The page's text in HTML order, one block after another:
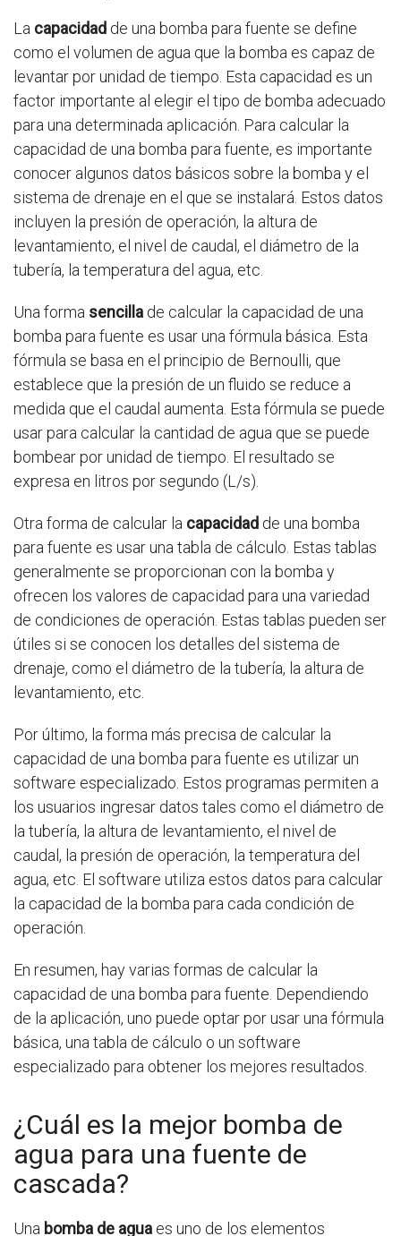
La capacidad de una bomba para fuente se define
como el volumen de agua que la bomba es capaz de
levantar por unidad de tiempo. Esta capacidad es un
factor importante al elegir el tipo de bomba adecuado
para una determinada aplicación. Para calcular la
capacidad de una bomba para fuente, es importante
conocer algunos datos básicos sobre la bomba y el
sistema de drenaje en el que se instalará. Estos datos
incluyen la presión de operación, la altura de
levantamiento, el nivel de caudal, el diámetro de la
tubería, la temperatura del agua, etc.
Una forma sencilla de calcular la capacidad de una
bomba para fuente es usar una fórmula básica. Esta
fórmula se basa en el principio de Bernoulli, que
establece que la presión de un fluido se reduce a
medida que el caudal aumenta. Esta fórmula se puede
usar para calcular la cantidad de agua que se puede
bombear por unidad de tiempo. El resultado se
expresa en litros por segundo (L/s).
Otra forma de calcular la capacidad de una bomba
para fuente es usar una tabla de cálculo. Estas tablas
generalmente se proporcionan con la bomba y
ofrecen los valores de capacidad para una variedad
de condiciones de operación. Estas tablas pueden ser
útiles si se conocen los detalles del sistema de
drenaje, como el diámetro de la tubería, la altura de
levantamiento, etc.
Por último, la forma más precisa de calcular la
capacidad de una bomba para fuente es utilizar un
software especializado. Estos programas permiten a
los usuarios ingresar datos tales como el diámetro de
la tubería, la altura de levantamiento, el nivel de
caudal, la presión de operación, la temperatura del
agua, etc. El software utiliza estos datos para calcular
la capacidad de la bomba para cada condición de
operación.
En resumen, hay varias formas de calcular la
capacidad de una bomba para fuente. Dependiendo
de la aplicación, uno puede optar por usar una fórmula
básica, una tabla de cálculo o un software
especializado para obtener los mejores resultados.
¿Cuál es la mejor bomba de
agua para una fuente de
cascada?
Una bomba de agua es uno de los elementos